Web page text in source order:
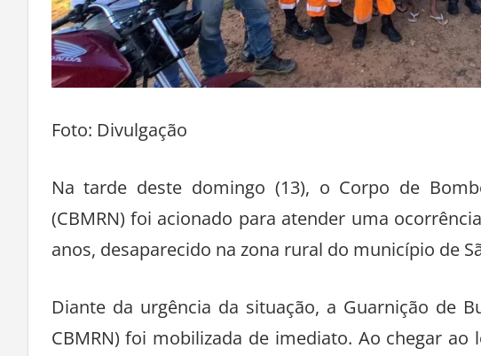
Foto: Divulgação
Na tarde deste domingo (13), o Corpo de
(CBMRN) foi acionado para atender uma
anos, desaparecido na zona rural do município de
Diante da urgência da situação, a Guarnição de
CBMRN) foi mobilizada de imediato. Ao chegar